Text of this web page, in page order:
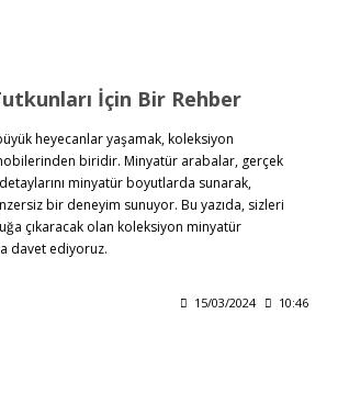
İçin Bir Rehber
heyecanlar yaşamak, koleksiyon
biridir. Minyatür arabalar, gerçek
minyatür boyutlarda sunarak,
bir deneyim sunuyor. Bu yazıda, sizleri
çıkaracak olan koleksiyon minyatür
davet ediyoruz.
15/03/2024 10:46